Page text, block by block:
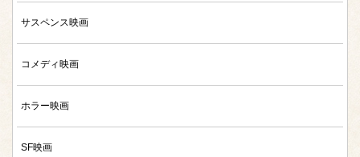
サスペンス映画
コメディ映画
ホラー映画
SF映画